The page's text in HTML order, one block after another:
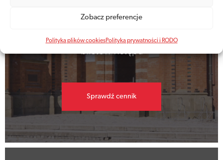
Zobacz preferencje
Polityka plików cookiesPolityka prywatności i RODO
Aktualne ceny
biletów wstępu
Sprawdź cennik